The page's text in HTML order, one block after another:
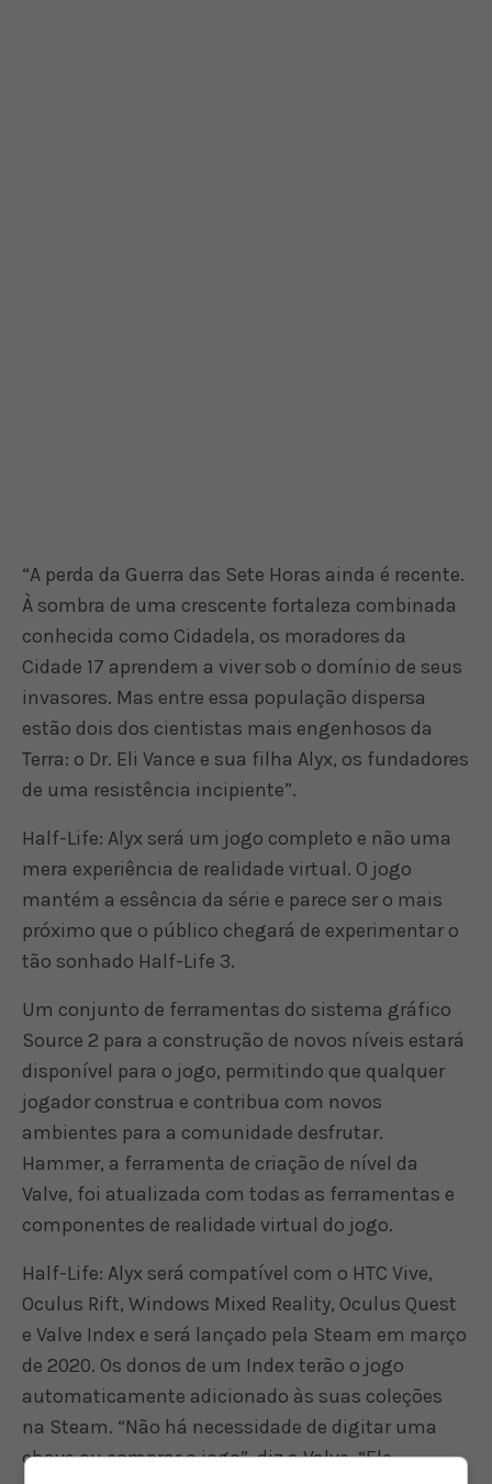
“A perda da Guerra das Sete Horas ainda é recente.
À sombra de uma crescente fortaleza combinada
conhecida como Cidadela, os moradores da
Cidade 17 aprendem a viver sob o domínio de seus
invasores. Mas entre essa população dispersa
estão dois dos cientistas mais engenhosos da
Terra: o Dr. Eli Vance e sua filha Alyx, os fundadores
de uma resistência incipiente”.
Half-Life: Alyx será um jogo completo e não uma
mera experiência de realidade virtual. O jogo
mantém a essência da série e parece ser o mais
próximo que o público chegará de experimentar o
tão sonhado Half-Life 3.
Um conjunto de ferramentas do sistema gráfico
Source 2 para a construção de novos níveis estará
disponível para o jogo, permitindo que qualquer
jogador construa e contribua com novos
ambientes para a comunidade desfrutar.
Hammer, a ferramenta de criação de nível da
Valve, foi atualizada com todas as ferramentas e
componentes de realidade virtual do jogo.
Half-Life: Alyx será compatível com o HTC Vive,
Oculus Rift, Windows Mixed Reality, Oculus Quest
e Valve Index e será lançado pela Steam em março
de 2020. Os donos de um Index terão o jogo
automaticamente adicionado às suas coleções
na Steam. “Não há necessidade de digitar uma
chave ou comprar o jogo”, diz a Valve. “Ele